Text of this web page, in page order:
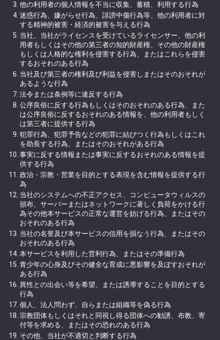
他の利用者の個人情報を不当に収集、蓄積、利用する行為
迷惑行為、嫌がらせ行為、誹謗中傷行為等、他の利用者に対
する精神的被害・経済的被害を与える行為
当社、当社がライセンスを受けているライセンサー、他の利
用者もしくはその他の第三者の知的財産権、その他の財産権
もしくは人格的な権利を侵害する行為、またはこれらを侵害
するおそれのある行為
当社及び第三者の権利及び利益を侵害しまたはそのおそれが
あるような行為
法令または条例等に違反する行為
公序良俗に反する行為もしくはそのおそれのある行為、また
は公序良俗に反するおそれのある情報を、他の利用者もしく
は第三者に提供する行為
犯罪行為、犯罪予告などの犯罪に結びつく行為もしくはこれ
を助長する行為、またはそのおそれがある行為
事実に反する情報または事実に反するおそれのある情報を提
供する行為
政治・宗教・営業を目的とする表現を含む情報を提供する行
為
当社のシステムへの不正アクセス、コンピュータウィルスの
頒布、サーバーまたはネットワークに著しく負荷をかける行
為その他本サービスの正常な運営を妨げる行為、またはその
おそれのある行為
当社の名誉及び本サービスの信用を損なう行為、またはその
おそれのある行為
本サービスを利用した営利行為、またはその準備行為
青少年の心身及びその健全な育成に悪影響を及ぼすおそれが
ある行為
異性との出会い等を希望、または誘導することを目的とする
行為
個人、法人問わず、自らまたは組織等を偽る行為
宗教団体もしくはそれと同視し得る団体への勧誘、布教、寄
付等を求める、またはその恐れのある行為
その他、当社が不適切と判断する行為